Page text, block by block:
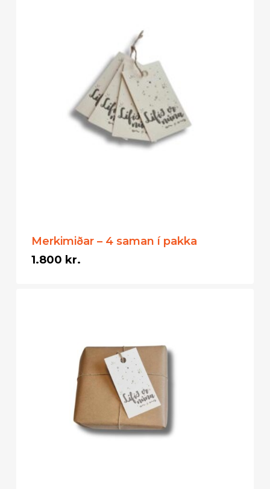
Merkimiðar – 4 saman í pakka
1.800 kr.